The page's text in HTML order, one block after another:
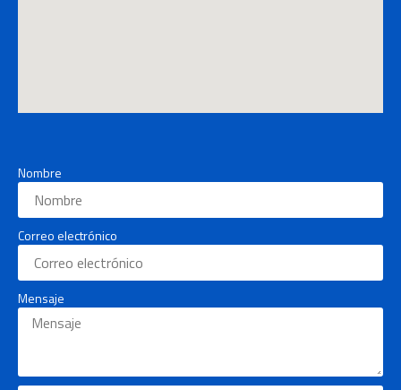
Nombre
Correo electrónico
Mensaje